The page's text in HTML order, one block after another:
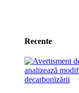
Recente